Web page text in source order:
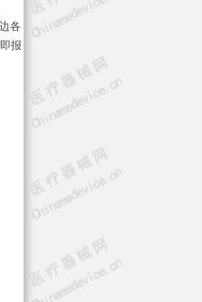
各
报